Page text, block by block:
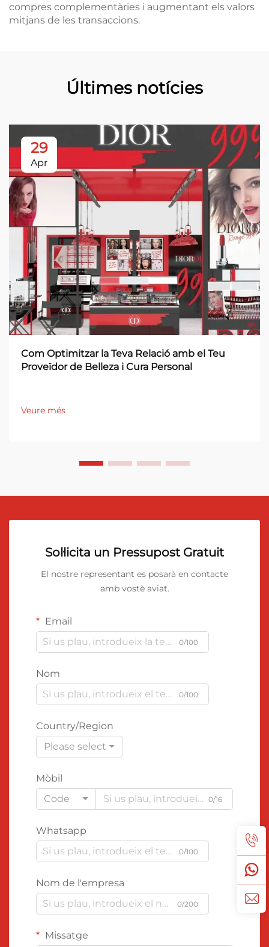
compres complementàries i augmentant els valors
mitjans de les transaccions.
Últimes notícies
29
Apr
Com Optimitzar la Teva Relació amb el Teu
Proveïdor de Belleza i Cura Personal
Veure més
Sol·licita un Pressupost Gratuit
El nostre representant es posarà en contacte
amb vostè aviat.
Email
0/100
Nom
0/100
Country/Region
Please select
Mòbil
Code
0/16
Whatsapp
0/100
Nom de l'empresa
0/200
Missatge